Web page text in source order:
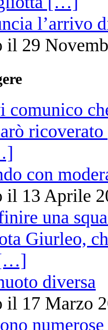
l’arrivo
il 29
con
il 13 Aprile
diversa
il 17 Marzo